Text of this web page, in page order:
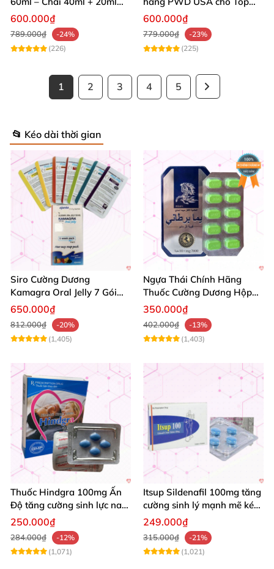
Siêu Mạnh Dành Riêng Cho
600.000₫
789.000₫
-24%
(226)
Bot
600.000₫
779.000₫
-23%
(225)
1 2 3 4 5
📂 Kéo dài thời gian
Siro Cường Dương
Kamagra Oral Jelly 7 Gói
Hương Trái Cây Tăng
Cường Sinh Lực
650.000₫
812.000₫
-20%
(1,405)
Ngựa Thái Chính Hãng
Thuốc Cường Dương Hộp
10 Viên Kéo Dài Thời Gian
350.000₫
402.000₫
-13%
(1,403)
Thuốc Hindgra 100mg Ấn
Độ tăng cường sinh lực nam
chống xuất tinh sớm mua
250.000₫
284.000₫
-12%
(1,071)
Itsup Sildenafil 100mg tăng
cường sinh lý mạnh mẽ kéo
dài thời gian nam
249.000₫
315.000₫
-21%
(1,021)